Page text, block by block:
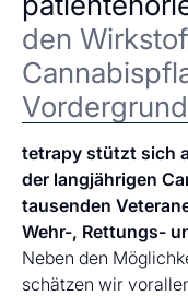
den
tetrapy stützt sich
der langjährigen
tausenden
Wehr-, Rettungs-
Neben den
schätzen wir